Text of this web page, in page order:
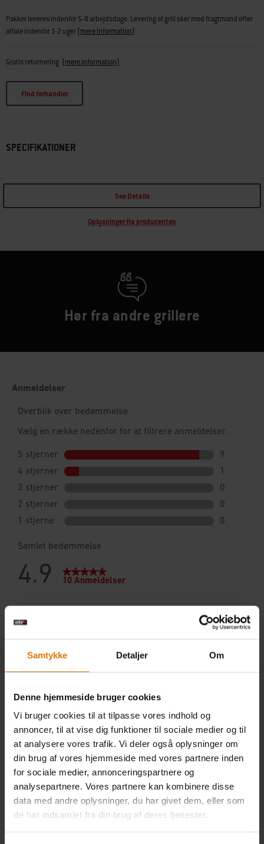
Samtykke Detaljer Om
Denne hjemmeside bruger cookies
Vi bruger cookies til at tilpasse vores indhold og
annoncer, til at vise dig funktioner til sociale medier og til
at analysere vores trafik. Vi deler også oplysninger om
din brug af vores hjemmeside med vores partnere inden
for sociale medier, annonceringspartnere og
analysepartnere. Vores partnere kan kombinere disse
data med andre oplysninger, du har givet dem, eller som
de har indsamlet fra din brug af deres tjenester.
Pakker leveres indenfor 5-8 arbejdsdage. Levering af grill sker med fragtmand efter
aftale indenfor 1-2 uger(mere information)
Gratis returnering (mere information)
Find forhandler
SPECIFIKATIONER
See Details
Oplysninger fra producenten
Hør fra andre grillere